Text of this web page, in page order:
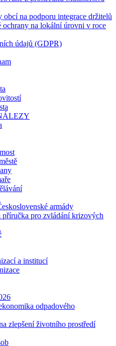
obcí na podporu integrace držitelů
ochrany na lokální úrovni v roce
údajů (GDPR)
armády
příručka pro zvládání krizových
a institucí
odpadového
zlepšení životního prostředí